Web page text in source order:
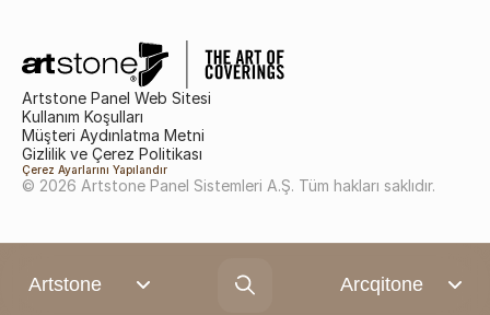
Artstone Arcqitone
Artstone Panel Web Sitesi
Kullanım Koşulları
Müşteri Aydınlatma Metni
Gizlilik ve Çerez Politikası
Çerez Ayarlarını Yapılandır
© 2026 Artstone Panel Sistemleri A.Ş. Tüm hakları saklıdır.